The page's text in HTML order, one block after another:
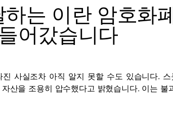
는 이란 암호화
들어갔습니다
사실조차 아직 알지 못할 수도 있습니다.
산을 조용히 압수했다고 밝혔습니다. 이는